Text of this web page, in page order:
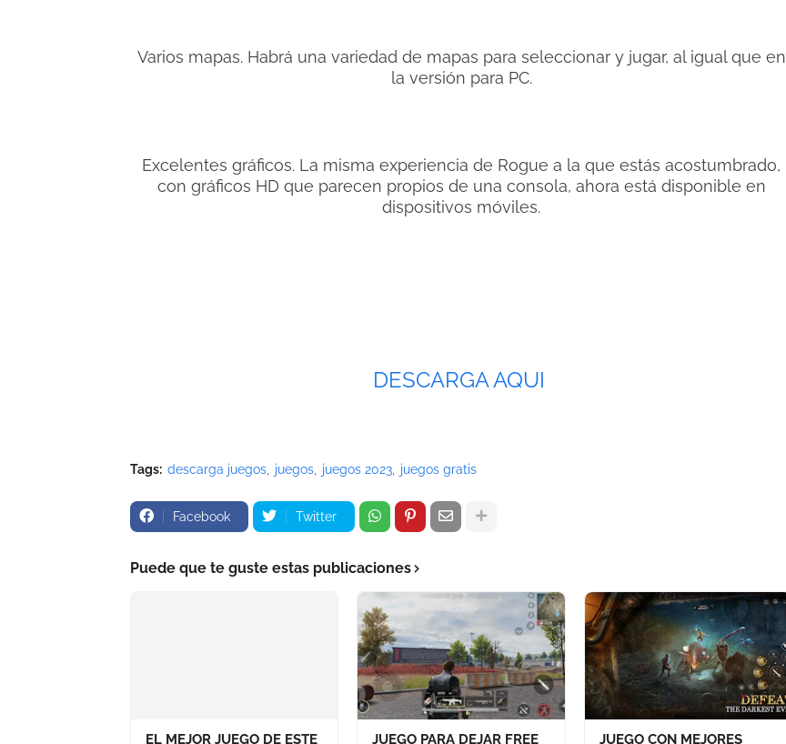
Varios mapas. Habrá una variedad de mapas para seleccionar y jugar, al igual que en
la versión para PC.
Excelentes gráficos. La misma experiencia de Rogue a la que estás acostumbrado,
con gráficos HD que parecen propios de una consola, ahora está disponible en
dispositivos móviles.
DESCARGA AQUI
Tags: descarga juegos juegos juegos 2023 juegos gratis
Facebook Twitter
Puede que te guste estas publicaciones
EL MEJOR JUEGO DE ESTE JUEGO PARA DEJAR FREE JUEGO CON MEJORES